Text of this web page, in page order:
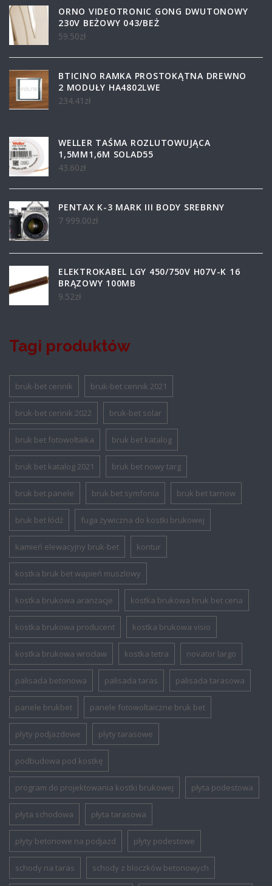
ORNO VIDEOTRONIC GONG DWUTONOWY
230V BEŻOWY 043/BEŻ
59.50zł
BTICINO RAMKA PROSTOKĄTNA DREWNO
2 MODUŁY HA4802LWE
234.41 zł
WELLER TAŚMA ROZLUTOWUJĄCA
1,5MM1,6M SOLAD55
43.60zł
PENTAX K-3 MARK III BODY SREBRNY
7 999.00zł
ELEKTROKABEL LGY 450/750V H07V-K 16
BRĄZOWY 100MB
9.52zł
Tagi produktów
bruk-bet cennik bruk-bet cennik 2021
bruk-bet cennik 2022 bruk-bet solar
bruk bet fotowoltaika bruk bet katalog
bruk bet katalog 2021 bruk bet nowy targ
bruk bet panele bruk bet symfonia bruk bet tarnow
bruk bet łódź fuga żywiczna do kostki brukowej
kamień elewacyjny bruk-bet kontur
kostka bruk bet wapień muszlowy
kostka brukowa aranżacje kostka brukowa bruk bet cena
kostka brukowa producent kostka brukowa visio
kostka brukowa wrocław kostka tetra novator largo
palisada betonowa palisada taras palisada tarasowa
panele brukbet panele fotowoltaiczne bruk bet
plyty podjazdowe plyty tarasowe
podbudowa pod kostkę
program do projektowania kostki brukowej płyta podestowa
płyta schodowa płyta tarasowa
płyty betonowe na podjazd płyty podestowe
schody na taras schody z bloczków betonowych